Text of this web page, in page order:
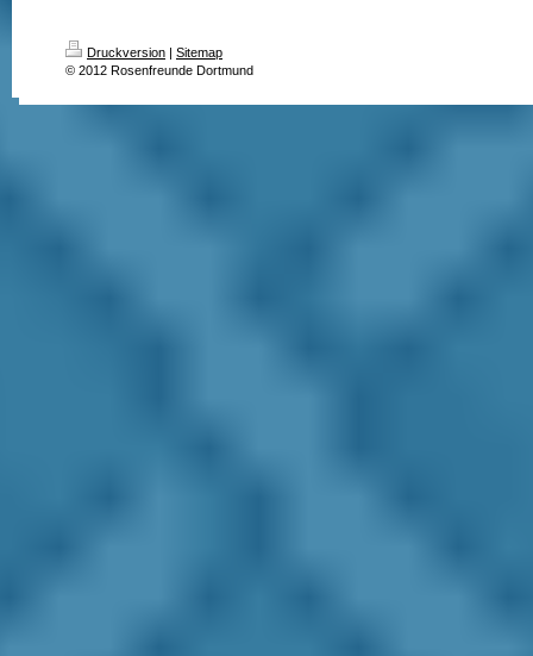
Druckversion | Sitemap
© 2012 Rosenfreunde Dortmund